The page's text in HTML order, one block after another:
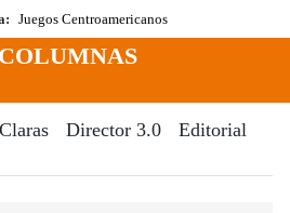
Juegos Centroamericanos
COLUMNAS
Director 3.0 Editorial